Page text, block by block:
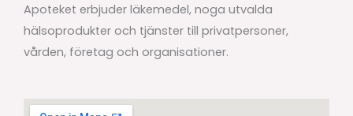
Apoteket erbjuder läkemedel, noga utvalda
hälsoprodukter och tjänster till privatpersoner,
vården, företag och organisationer.